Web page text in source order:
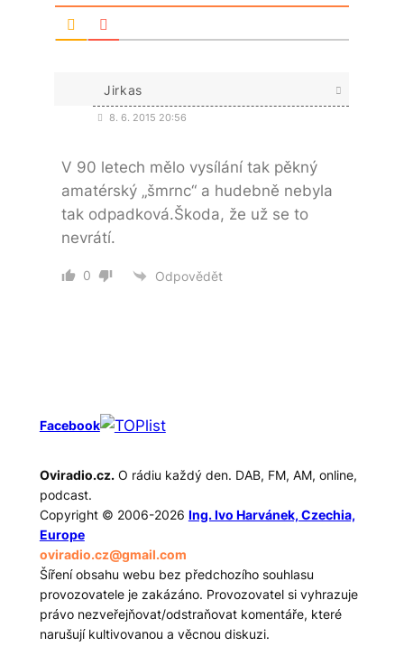
Jirkas
8. 6. 2015 20:56
V 90 letech mělo vysílání tak pěkný
amatérský „šmrnc“ a hudebně nebyla
tak odpadková.Škoda, že už se to
nevrátí.
0 Odpovědět
Facebook
Oviradio.cz.O rádiu každý den. DAB, FM, AM, online,
podcast.
Copyright © 2006-2026 Ing. Ivo Harvánek, Czechia,
Europe
oviradio.cz@gmail.com
Šíření obsahu webu bez předchozího souhlasu
provozovatele je zakázáno. Provozovatel si vyhrazuje
právo nezveřejňovat/odstraňovat komentáře, které
narušují kultivovanou a věcnou diskuzi.